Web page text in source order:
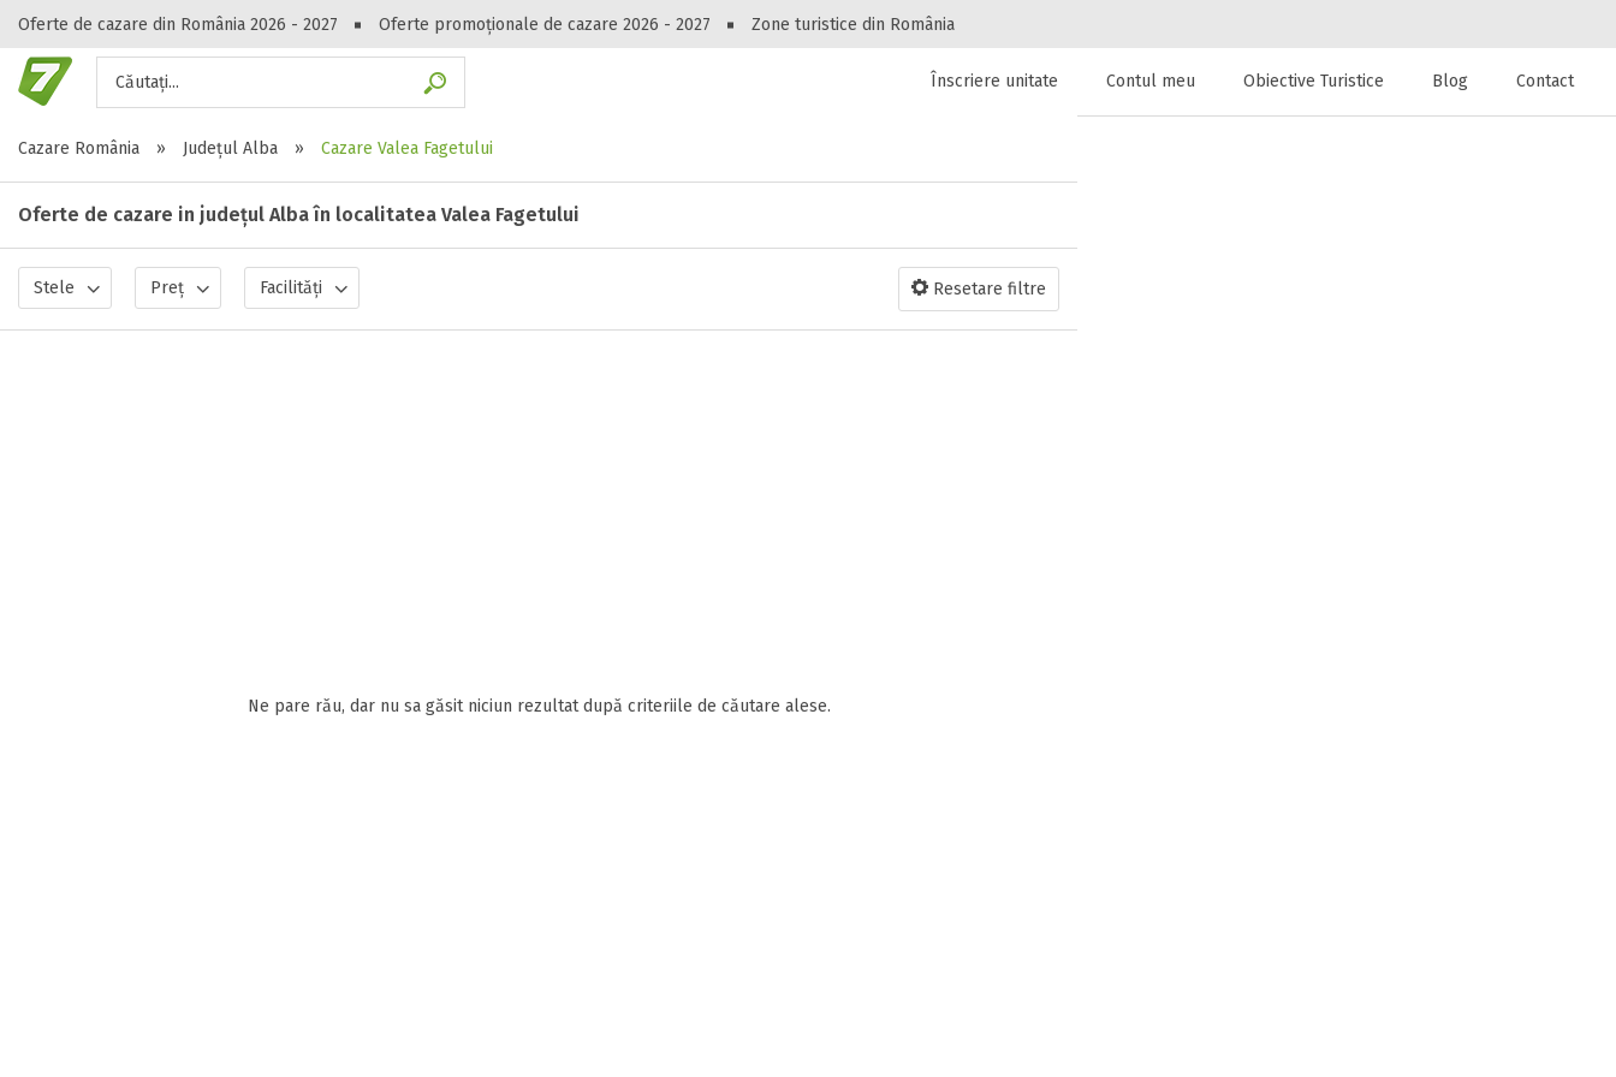
Oferte de cazare din România 2026 - 2027 Oferte promoționale de cazare 2026 - 2027 Zone turistice din România
Căutați...
Peste 10549 oferte de cazare!
Gasești hoteluri, pensiuni, vile, apartamente sau alte unitați de cazare la
Înscriere unitate Contul meu Obiective Turistice Blog Contact
Cazare România
» Județul Alba » Cazare Valea Fagetului
Oferte de cazare in județul Alba în localitatea Valea Fagetului
Stele Preț Facilități Resetare filtre
Ne pare rău, dar nu sa găsit niciun rezultat după criteriile de căutare alese.